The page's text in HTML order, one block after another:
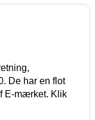
De har en flot
E-mærket. Klik